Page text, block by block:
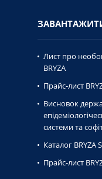
Лист про
BRYZA
Прайс-лист
Висновок
системи та
Каталог BRYZA
Прайс-лист